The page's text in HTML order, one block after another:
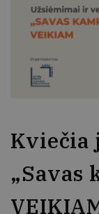
Kviečia
„Savas